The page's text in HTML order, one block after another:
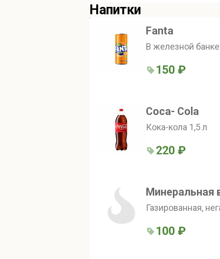
Напитки
Fanta
В железной банке
150 ₽
Coca- Cola
Кока-кола 1,5 л
220 ₽
Минеральная
Газированная,
100 ₽